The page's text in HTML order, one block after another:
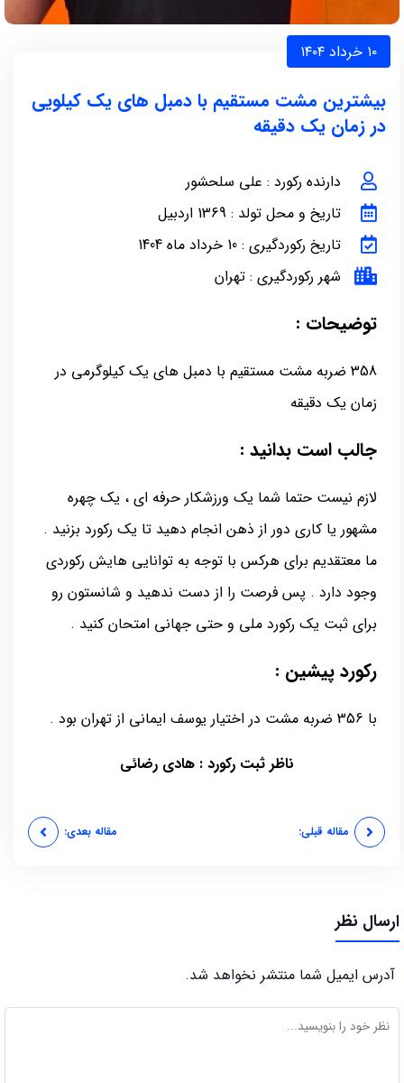
۱۰ خرداد ۱۴۰۴
بیشترین مشت مستقیم با دمبل های یک کیلویی
در زمان یک دقیقه
دارنده رکورد : علی سلحشور
تاریخ و محل تولد : 1369 اردبیل
تاریخ رکوردگیری : 10 خرداد ماه 1404
شهر رکوردگیری : تهران
توضیحات :
358 ضربه مشت مستقیم با دمبل های یک کیلوگرمی در
زمان یک دقیقه
جالب است بدانید :
لازم نیست حتما شما یک ورزشکار حرفه ای ، یک چهره
مشهور یا کاری دور از ذهن انجام دهید تا یک رکورد بزنید .
ما معتقدیم برای هرکس با توجه به توانایی هایش رکوردی
وجود دارد . پس فرصت را از دست ندهید و شانستون رو
برای ثبت یک رکورد ملی و حتی جهانی امتحان کنید .
رکورد پیشین :
با 356 ضربه مشت در اختیار یوسف ایمانی از تهران بود .
ناظر ثبت رکورد : هادی رضائی
مقاله قبلی: مقاله بعدی:
ارسال نظر
آدرس ایمیل شما منتشر نخواهد شد.